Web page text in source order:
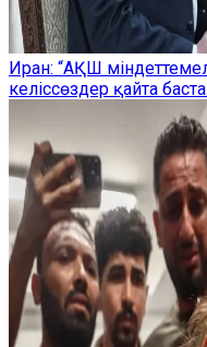
Иран: “АҚШ
келіссөздер қайта